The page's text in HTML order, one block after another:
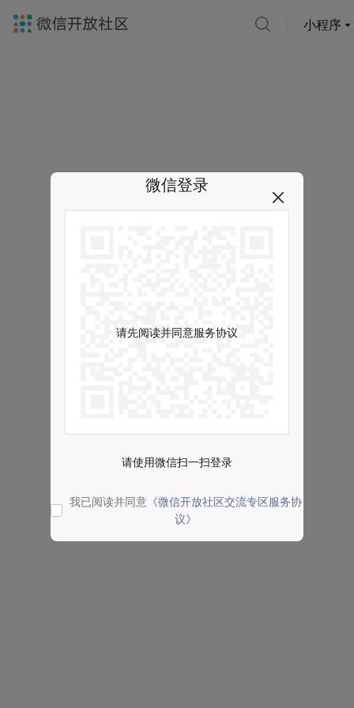
小程序
微信登录
请先阅读并同意服务协议
请使用微信扫一扫登录
我已阅读并同意 《微信开放社区交流专区服务协
议》